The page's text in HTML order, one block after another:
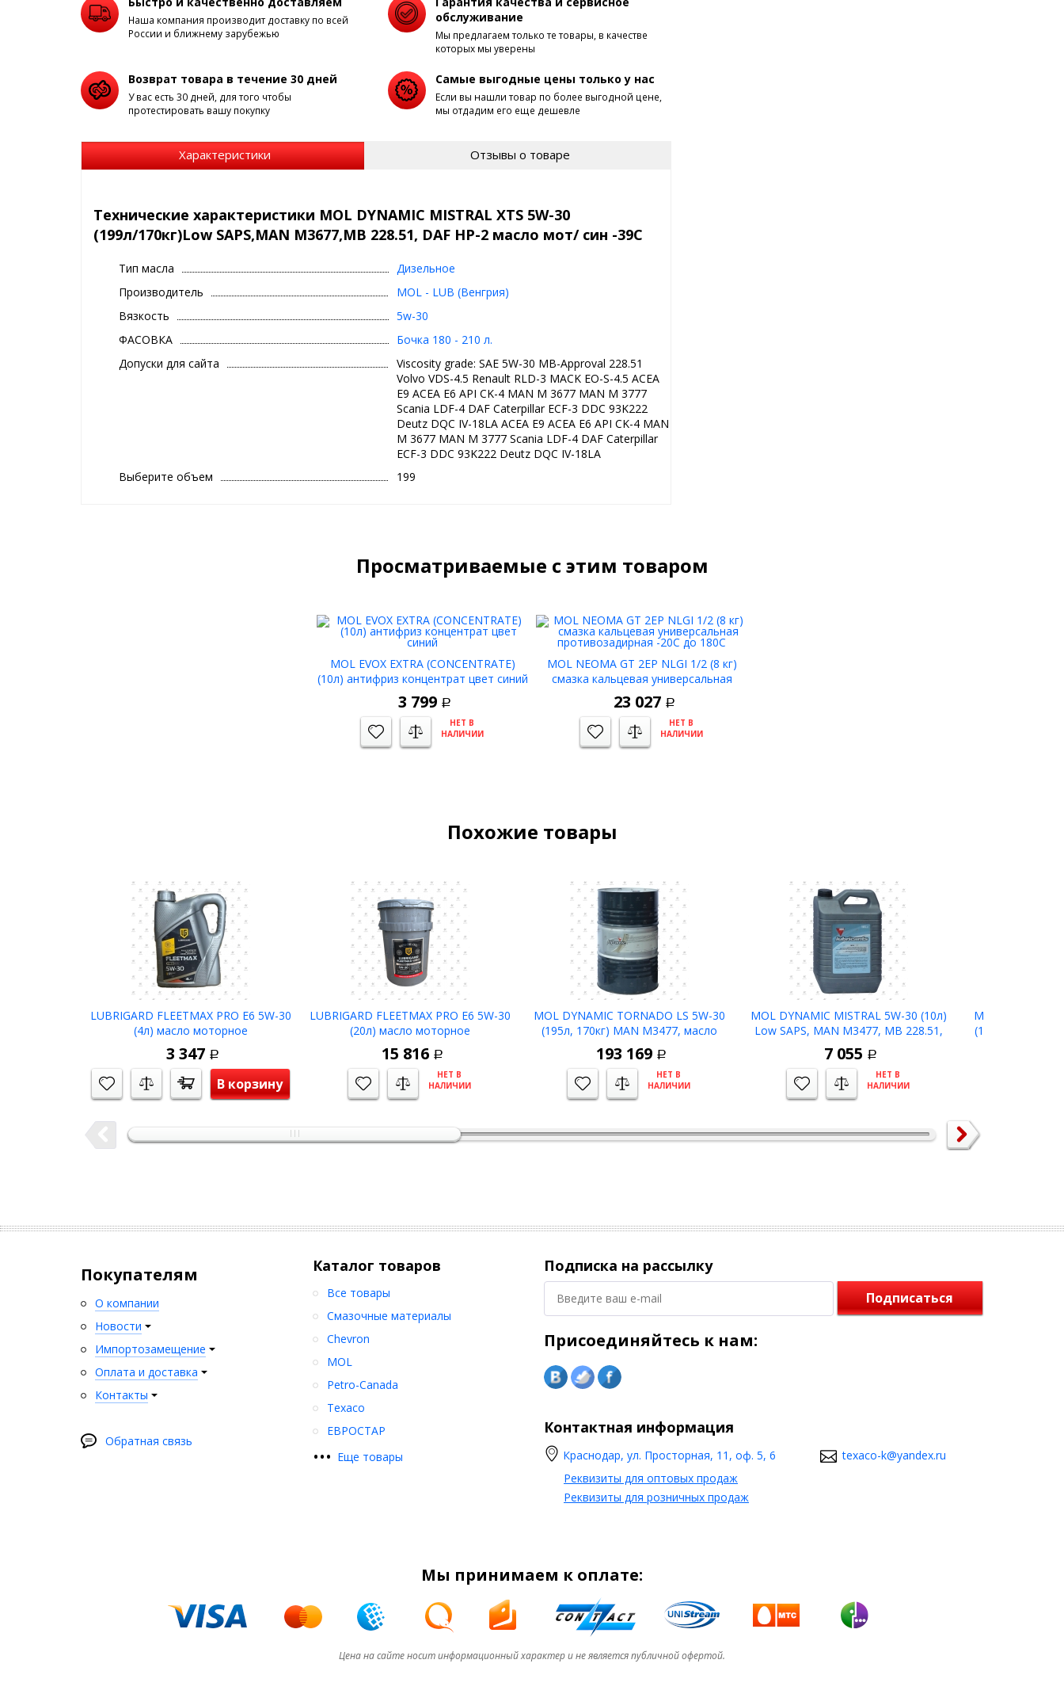
Наша компания производит доставку по всей
России и ближнему зарубежью
обслуживание
Мы предлагаем только те товары, в качестве
которых мы уверены
Возврат товара в течение 30 дней
У вас есть 30 дней, для того чтобы
протестировать вашу покупку
Самые выгодные цены только у нас
Если вы нашли товар по более выгодной цене,
мы отдадим его еще дешевле
Характеристики Отзывы о товаре
Технические характеристики MOL DYNAMIC MISTRAL ХТS 5W-30
(199л/170кг)Low SAPS,MAN M3677,MB 228.51, DAF HP-2 масло мот/ син -39C
Тип масла
Дизельное
Производитель
MOL - LUB (Венгрия)
Вязкость
5w-30
ФАСОВКА
Бочка 180 - 210 л.
Допуски для сайта
Viscosity grade: SAE 5W-30 MB-Approval 228.51
Volvo VDS-4.5 Renault RLD-3 MACK EO-S-4.5 ACEA
E9 ACEA E6 API CK-4 MAN M 3677 MAN M 3777
Scania LDF-4 DAF Caterpillar ECF-3 DDC 93K222
Deutz DQC IV-18LA ACEA E9 ACEA E6 API CK-4 MAN
M 3677 MAN M 3777 Scania LDF-4 DAF Caterpillar
ECF-3 DDC 93K222 Deutz DQC IV-18LA
Выберите объем
199
Просматриваемые с этим товаром
MOL EVOX EXTRA (CONCENTRATE)
(10л) антифриз концентрат цвет синий
3 799 Р
НЕТ В
НАЛИЧИИ
MOL NEOMA GT 2EP NLGI 1/2 (8 кг)
смазка кальцевая универсальная
противозадирная -20С до 180С
23 027 Р
НЕТ В
НАЛИЧИИ
Похожие товары
LUBRIGARD FLEETMAX PRO E6 5W-30
(4л) масло моторное
3 347 Р
В корзину
LUBRIGARD FLEETMAX PRO E6 5W-30
(20л) масло моторное
15 816 Р
НЕТ В
НАЛИЧИИ
MOL DYNAMIC TORNADO LS 5W-30
(195л, 170кг) MAN M3477, масло
моторное синтетическое -42C
193 169 Р
НЕТ В
НАЛИЧИИ
MOL DYNAMIC MISTRAL 5W-30 (10л)
Low SAPS, MAN M3477, MB 228.51,
DAF HP-2 масл мотор синт -39C
7 055 Р
НЕТ В
НАЛИЧИИ
MOL DYNAMIC
(10л) MAN
Покупателям
О компании
Новости
Импортозамещение
Оплата и доставка
Контакты
Обратная связь
Каталог товаров
••• Еще товары
Все товары
Смазочные материалы
Chevron
MOL
Petro-Canada
Texaco
ЕВРОСТАР
Подписка на рассылку
Подписаться
Присоединяйтесь к нам:
Контактная информация
Краснодар, ул. Просторная, 11, оф. 5, 6
texaco-k@yandex.ru
Реквизиты для оптовых продаж
Реквизиты для розничных продаж
Мы принимаем к оплате:
Цена на сайте носит информационный характер и не является публичной офертой.